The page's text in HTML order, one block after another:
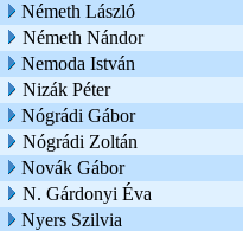
Németh László
Németh Nándor
Nemoda István
Nizák Péter
Nógrádi Gábor
Nógrádi Zoltán
Novák Gábor
N. Gárdonyi Éva
Nyers Szilvia